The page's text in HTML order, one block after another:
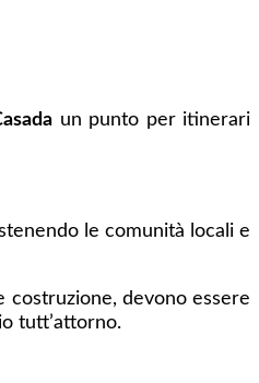
un punto per itinerari
le comunità locali e
devono essere
tutt’attorno.